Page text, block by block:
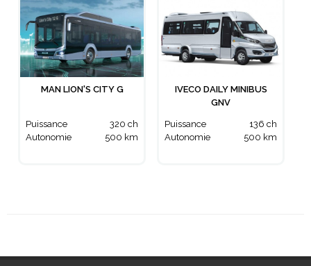
MAN LION'S CITY G
Puissance
320 ch
Autonomie
500 km
IVECO DAILY MINIBUS
GNV
Puissance
136 ch
Autonomie
500 km